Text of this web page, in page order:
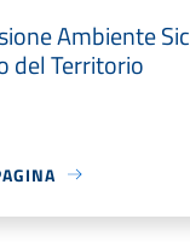
Ambiente
del Territorio